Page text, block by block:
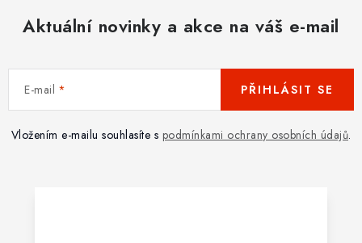
Aktuální novinky a akce na váš e-mail
E-mail
Vložením e-mailu souhlasíte s podmínkami ochrany osobních údajů.
PŘIHLÁSIT SE